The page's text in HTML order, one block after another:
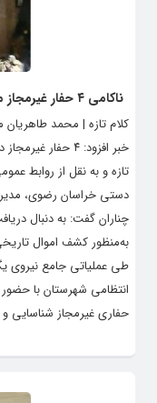
ناکامی ۴ حفار غیرمجاز محوطه های باستانی در گلمکان
کلام تازه | محمد طاهریان
خبر افزود: ۴
تازه و به نقل از روابط
دستی خراسان رضوی،
چناران گفت: به دنبال
به‌منظور کشف اموال
طی عملیاتی جامع نیروی
انتظامی شهرستان با
حفاری غیرمجاز شناسایی